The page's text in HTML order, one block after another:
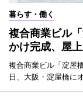
暮らす・働く
複合商業ビル
かけ完成、屋
複合商業ビル「淀屋
日、大阪・淀屋橋に